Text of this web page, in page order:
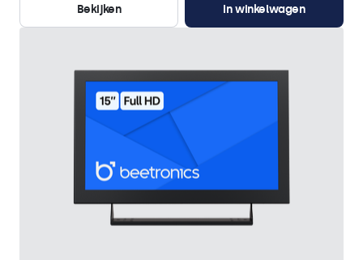
Bekijken
In winkelwagen